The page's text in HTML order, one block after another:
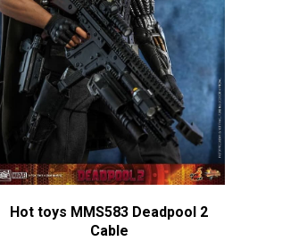
Hot toys MMS583 Deadpool 2
Cable